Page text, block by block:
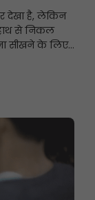
देखा है, लेकिन
से निकल
सीखने के लिए